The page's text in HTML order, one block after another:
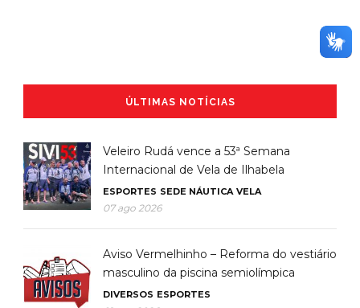
ÚLTIMAS NOTÍCIAS
Veleiro Rudá vence a 53ª Semana
Internacional de Vela de Ilhabela
ESPORTES SEDE NÁUTICA VELA
07 ago 2026
Aviso Vermelhinho – Reforma do vestiário
masculino da piscina semiolímpica
DIVERSOS ESPORTES